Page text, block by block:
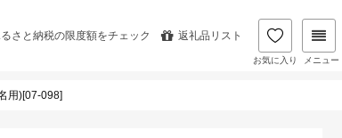
さと納税の限度額をチェック 返礼品リスト
お気に入り メニュー
用)[07-098]